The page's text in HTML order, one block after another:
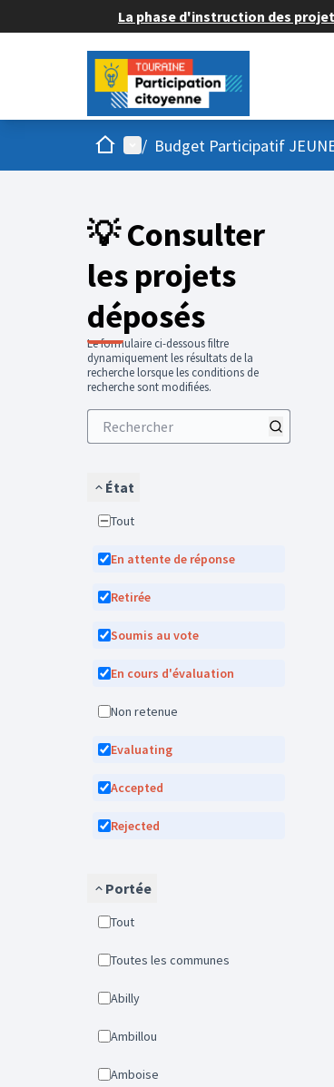
La phase d'instruction des
AccueilMenu principal
/ Budget Participatif
💡 Consulter
les projets
déposés
Le formulaire ci-dessous filtre
dynamiquement les résultats de la
recherche lorsque les conditions de
recherche sont modifiées.
État
Tout
En attente de réponse
Retirée
Soumis au vote
En cours d'évaluation
Non retenue
Evaluating
Accepted
Rejected
Portée
Tout
Toutes les communes
Abilly
Ambillou
Amboise